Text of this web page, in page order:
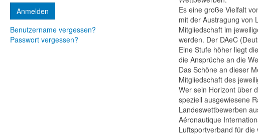
Es eine große Vielfalt
mit der Austragung von
Mitgliedschaft im
werden. Der DAeC
Eine Stufe höher liegt
die Ansprüche an die
Das Schöne an dieser
Mitgliedschaft des
Wer sein Horizont über
speziell ausgewiesene
Landeswettbewerben
Aéronautique
Luftsportverband für
Benutzername vergessen?
Passwort vergessen?